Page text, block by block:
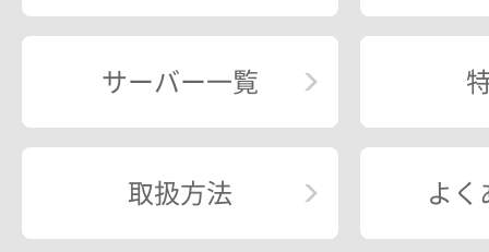
サーバー一覧
取扱方法 よく